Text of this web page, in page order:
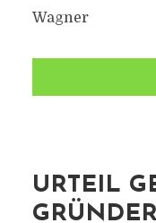
Wagner
URTEIL